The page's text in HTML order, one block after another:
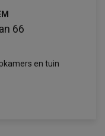
66
en tuin